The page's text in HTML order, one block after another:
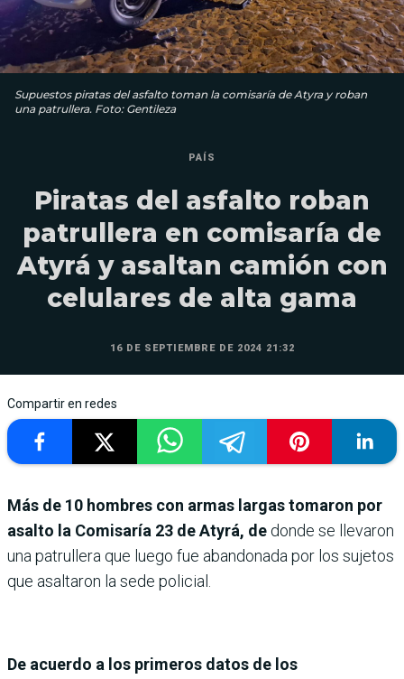
Supuestos piratas del asfalto toman la comisaría de Atyra y roban
una patrullera. Foto: Gentileza
PAÍS
Piratas del asfalto roban
patrullera en comisaría de
Atyrá y asaltan camión con
celulares de alta gama
16 DE SEPTIEMBRE DE 2024 21:32
Compartir en redes
Más de 10 hombres con armas largas tomaron por
asalto la Comisaría 23 de Atyrá, de donde se llevaron
una patrullera que luego fue abandonada por los sujetos
que asaltaron la sede policial.
De acuerdo a los primeros datos de los